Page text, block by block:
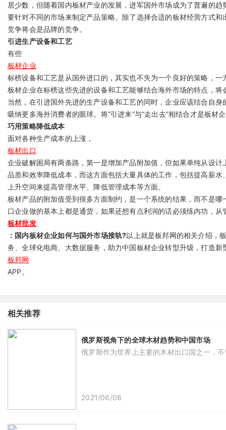
居少数，但随着国内板材产业的发展，进军国外市场成为了普遍的
要针对不同的市场来制定产品策略。除了选择合适的板材经营方式
竞争将会是品牌的竞争。
引进生产设备和工艺
有些
板材企业
标榜设备和工艺是从国外进口的，其实也不失为一个良好的策略，
板材企业在标榜这些先进的设备和工艺能够结合海外市场的特点，将
当然，在引进国外先进的生产设备和工艺的同时，企业应该结合自
吸纳更多海外消费者的眼球。将“引进来”与“走出去”相结合才是板材
巧用策略降低成本
面对各种生产成本的上涨，
板材出口
企业破解困局有两条路，第一是增加产品附加值，但如果单纯从设
品质和效率降低成本，而这方面包括大量具体的工作，包括提高薪
上升空间来提高管理水平、降低管理成本等方面。
板材产品的附加值受到很多方面制约，是一个系统的结果，而不是
口企业做的基本上都是通货，如果还想有点利润的话必须练内功，从
板材批发
：国内板材企业如何与国外市场接轨?以上就是板邦网的相关介绍，
务、全球化电商、大数据服务，助力中国板材企业转型升级，打造
板邦网
APP。
相关推荐
俄罗斯视角下的全球木材趋势和中国市场
俄罗斯作为世界上主要的木材出口国之一，
2021/06/08